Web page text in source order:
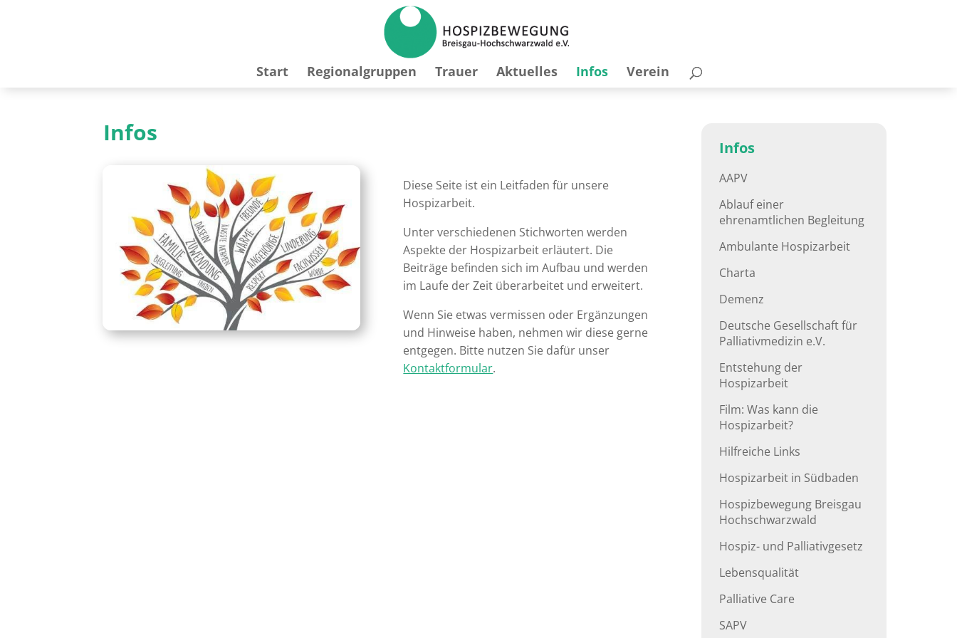
Start Regionalgruppen Trauer Aktuelles Infos Verein
Infos
Diese Seite ist ein Leitfaden für unsere
Hospizarbeit.
Unter verschiedenen Stichworten werden
Aspekte der Hospizarbeit erläutert. Die
Beiträge befinden sich im Aufbau und werden
im Laufe der Zeit überarbeitet und erweitert.
Wenn Sie etwas vermissen oder Ergänzungen
und Hinweise haben, nehmen wir diese gerne
entgegen. Bitte nutzen Sie dafür unser
Kontaktformular.
Infos
AAPV
Ablauf einer
ehrenamtlichen Begleitung
Ambulante Hospizarbeit
Charta
Demenz
Deutsche Gesellschaft für
Palliativmedizin e.V.
Entstehung der
Hospizarbeit
Film: Was kann die
Hospizarbeit?
Hilfreiche Links
Hospizarbeit in Südbaden
Hospizbewegung Breisgau
Hochschwarzwald
Hospiz- und Palliativgesetz
Lebensqualität
Palliative Care
SAPV